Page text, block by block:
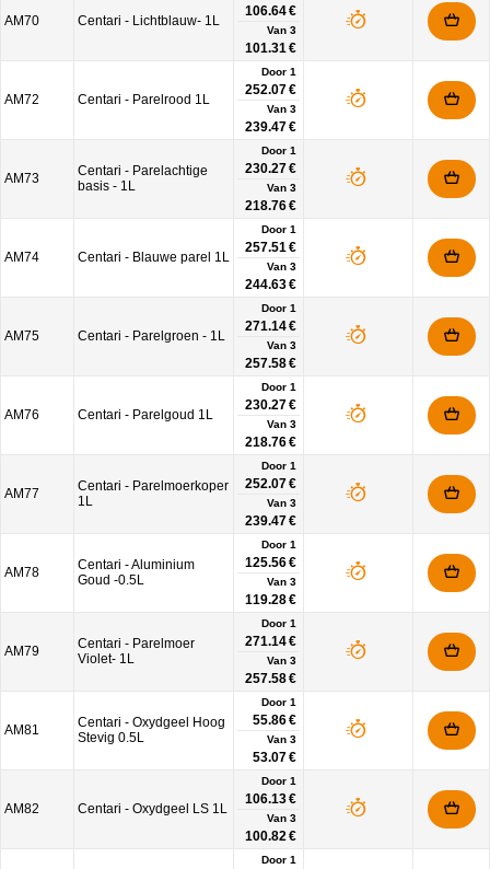
AM70 Centari - Lichtblauw- 1L
106.64 €
Van 3
101.31 €
AM72 Centari - Parelrood 1L
Door 1
252.07 €
Van 3
239.47 €
AM73
Centari - Parelachtige
basis - 1L
Door 1
230.27 €
Van 3
218.76 €
AM74 Centari - Blauwe parel 1L
Door 1
257.51 €
Van 3
244.63 €
AM75 Centari - Parelgroen - 1L
Door 1
271.14 €
Van 3
257.58 €
AM76 Centari - Parelgoud 1L
Door 1
230.27 €
Van 3
218.76 €
AM77
Centari - Parelmoerkoper
1L
Door 1
252.07 €
Van 3
239.47 €
AM78
Centari - Aluminium
Goud -0.5L
Door 1
125.56 €
Van 3
119.28 €
AM79
Centari - Parelmoer
Violet- 1L
Door 1
271.14 €
Van 3
257.58 €
AM81
Centari - Oxydgeel Hoog
Stevig 0.5L
Door 1
55.86 €
Van 3
53.07 €
AM82 Centari - Oxydgeel LS 1L
Door 1
106.13 €
Van 3
100.82 €
Door 1